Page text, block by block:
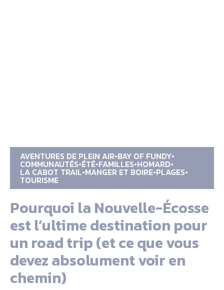
AVENTURES DE PLEIN AIR BAY OF FUNDY
COMMUNAUTÉS ÉTÉ FAMILLES HOMARD
LA CABOT TRAIL MANGER ET BOIRE PLAGES
TOURISME
Pourquoi la Nouvelle-Écosse
est l’ultime destination pour
un road trip (et ce que vous
devez absolument voir en
chemin)